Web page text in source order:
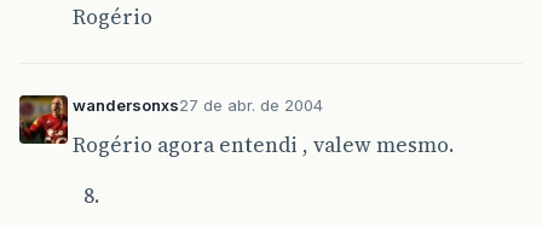
Rogério
wandersonxs27 de abr. de 2004
Rogério agora entendi , valew mesmo.